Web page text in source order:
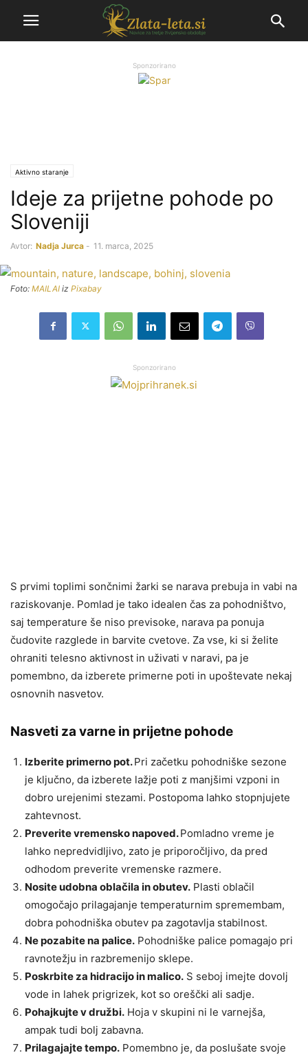
Sponzorirano
Aktivno staranje
Ideje za prijetne pohode po
Sloveniji
Avtor: Nadja Jurca - 11. marca, 2025
Foto: MAILAI iz Pixabay
Sponzorirano
S prvimi toplimi sončnimi žarki se narava prebuja in vabi na
raziskovanje. Pomlad je tako idealen čas za pohodništvo,
saj temperature še niso previsoke, narava pa ponuja
čudovite razglede in barvite cvetove. Za vse, ki si želite
ohraniti telesno aktivnost in uživati v naravi, pa je
pomembno, da izberete primerne poti in upoštevate nekaj
osnovnih nasvetov.
Nasveti za varne in prijetne pohode
Izberite primerno pot.Pri začetku pohodniške sezone
je ključno, da izberete lažje poti z manjšimi vzponi in
dobro urejenimi stezami. Postopoma lahko stopnjujete
zahtevnost.
Preverite vremensko napoved.Pomladno vreme je
lahko nepredvidljivo, zato je priporočljivo, da pred
odhodom preverite vremenske razmere.
Nosite udobna oblačila in obutev. Plasti oblačil
omogočajo prilagajanje temperaturnim spremembam,
dobra pohodniška obutev pa zagotavlja stabilnost.
Ne pozabite na palice. Pohodniške palice pomagajo pri
ravnotežju in razbremenijo sklepe.
Poskrbite za hidracijo in malico. S seboj imejte dovolj
vode in lahek prigrizek, kot so oreščki ali sadje.
Pohajkujte v družbi. Hoja v skupini ni le varnejša,
ampak tudi bolj zabavna.
Prilagajajte tempo. Pomembno je, da poslušate svoje